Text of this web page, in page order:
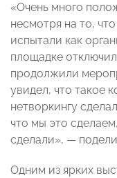
«Очень много
несмотря на то,
испытали как
площадке
продолжили
увидел, что такое
нетворкингу
что мы это
сделали», —
Одним из ярких